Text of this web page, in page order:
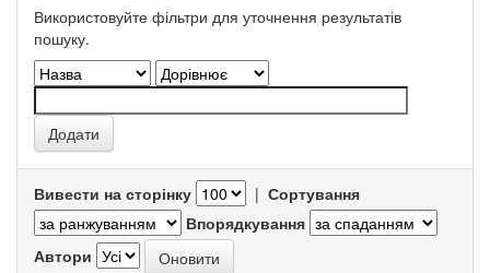
Використовуйте фільтри для уточнення результатів
пошуку.
Вивести на сторінку | Сортування
Впорядкування
Автори